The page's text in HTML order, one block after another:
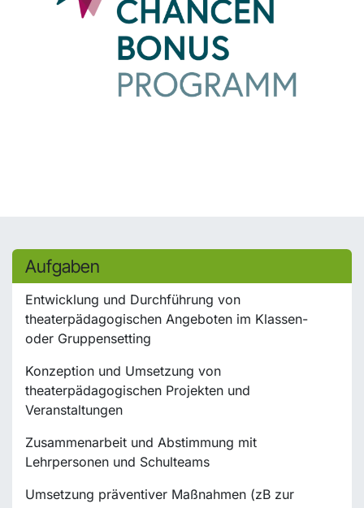
Aufgaben
Entwicklung und Durchführung von
theaterpädagogischen Angeboten im Klassen-
oder Gruppensetting
Konzeption und Umsetzung von
theaterpädagogischen Projekten und
Veranstaltungen
Zusammenarbeit und Abstimmung mit
Lehrpersonen und Schulteams
Umsetzung präventiver Maßnahmen (zB zur